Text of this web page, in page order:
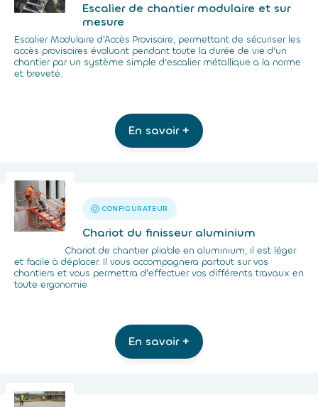
Escalier de chantier modulaire et sur
mesure
Escalier Modulaire d'Accès Provisoire, permettant de sécuriser les
accès provisoires évoluant pendant toute la durée de vie d’un
chantier par un système simple d’escalier métallique a la norme
et breveté.
En savoir +
CONFIGURATEUR
Chariot du finisseur aluminium
Chariot de chantier pliable en aluminium, il est léger
et facile à déplacer. Il vous accompagnera partout sur vos
chantiers et vous permettra d'effectuer vos différents travaux en
toute ergonomie
En savoir +